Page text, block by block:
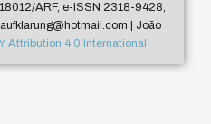
ARF, e-ISSN 2318-9428,
| João
Attribution 4.0 International